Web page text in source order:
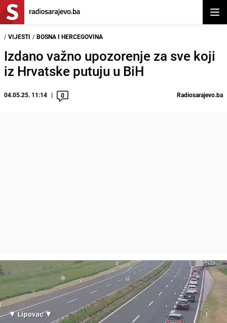
/ VIJESTI / BOSNA I HERCEGOVINA
Izdano važno upozorenje za sve koji
iz Hrvatske putuju u BiH
04.05.25. 11:14 0 Radiosarajevo.ba